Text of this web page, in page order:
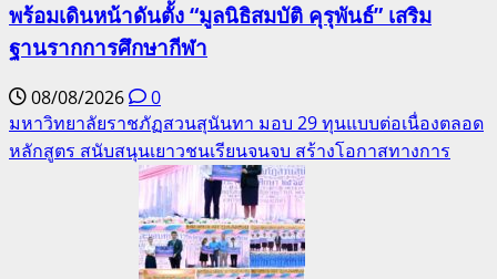
พร้อมเดินหน้าดันตั้ง “มูลนิธิสมบัติ คุรุพันธ์” เสริม
ฐานรากการศึกษากีฬา
08/08/2026
0
มหาวิทยาลัยราชภัฏสวนสุนันทา มอบ 29 ทุนแบบต่อเนื่องตลอด
หลักสูตร สนับสนุนเยาวชนเรียนจนจบ สร้างโอกาสทางการ